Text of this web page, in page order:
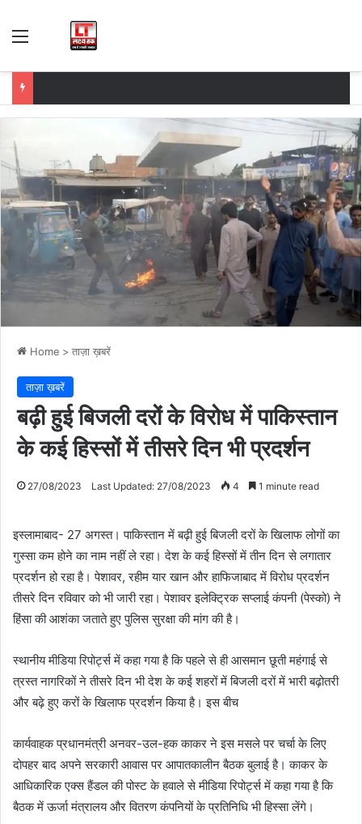
Menu
Home > ताज़ा ख़बरें
ताज़ा ख़बरें
बढ़ी हुई बिजली दरों के विरोध में पाकिस्तान
के कई हिस्सों में तीसरे दिन भी प्रदर्शन
27/08/2023 Last Updated: 27/08/2023 4 1 minute read
इस्लामाबाद- 27 अगस्त। पाकिस्तान में बढ़ी हुई बिजली दरों के खिलाफ लोगों का
गुस्सा कम होने का नाम नहीं ले रहा। देश के कई हिस्सों में तीन दिन से लगातार
प्रदर्शन हो रहा है। पेशावर, रहीम यार खान और हाफिजाबाद में विरोध प्रदर्शन
तीसरे दिन रविवार को भी जारी रहा। पेशावर इलेक्ट्रिक सप्लाई कंपनी (पेस्को) ने
हिंसा की आशंका जताते हुए पुलिस सुरक्षा की मांग की है।
स्थानीय मीडिया रिपोर्ट्स में कहा गया है कि पहले से ही आसमान छूती महंगाई से
त्रस्त नागरिकों ने तीसरे दिन भी देश के कई शहरों में बिजली दरों में भारी बढ़ोतरी
और बढ़े हुए करों के खिलाफ प्रदर्शन किया है। इस बीच
कार्यवाहक प्रधानमंत्री अनवर-उल-हक काकर ने इस मसले पर चर्चा के लिए
दोपहर बाद अपने सरकारी आवास पर आपातकालीन बैठक बुलाई है। काकर के
आधिकारिक एक्स हैंडल की पोस्ट के हवाले से मीडिया रिपोर्ट्स में कहा गया है कि
बैठक में ऊर्जा मंत्रालय और वितरण कंपनियों के प्रतिनिधि भी हिस्सा लेंगे।